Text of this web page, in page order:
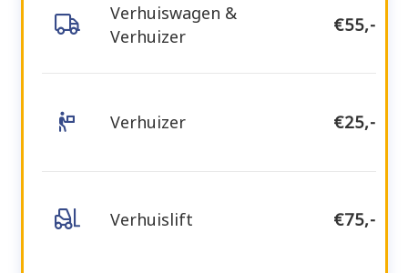
Verhuiswagen &
Verhuizer
€55,-
Verhuizer €25,-
Verhuislift €75,-